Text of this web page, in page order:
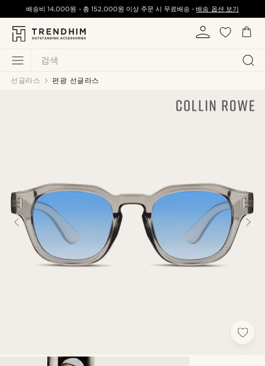
검색
배송비14,000원 - 총 152,000원 이상 주문 시 무료배송 -배송 옵션 보기
선글라스 편광 선글라스